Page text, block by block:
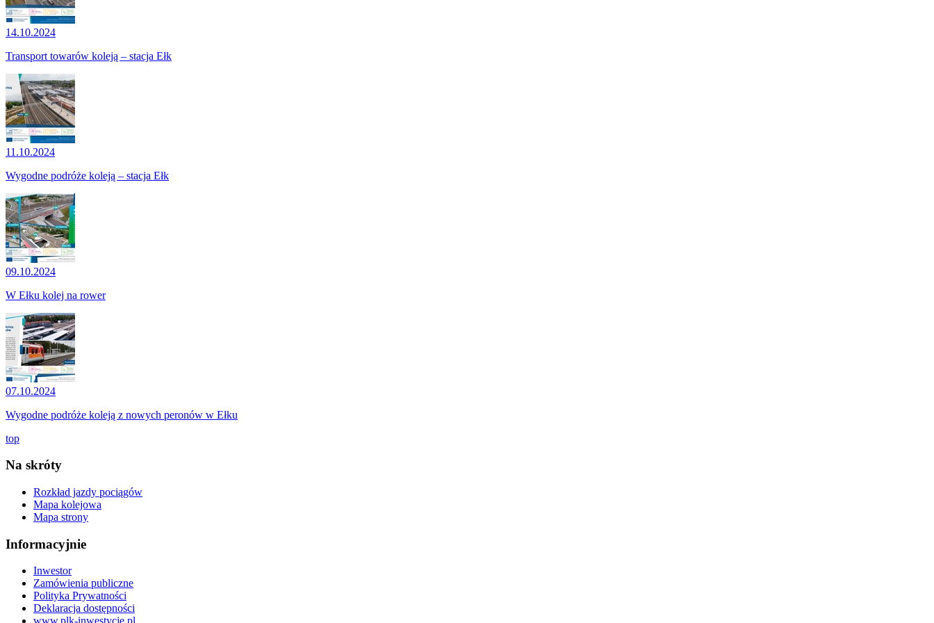
14.10.2024
Transport towarów koleją – stacja Ełk
11.10.2024
Wygodne podróże koleją – stacja Ełk
09.10.2024
W Ełku kolej na rower
07.10.2024
Wygodne podróże koleją z nowych peronów w Ełku
top
Na skróty
Rozkład jazdy pociągów
Mapa kolejowa
Mapa strony
Informacyjnie
Inwestor
Zamówienia publiczne
Polityka Prywatności
Deklaracja dostępności